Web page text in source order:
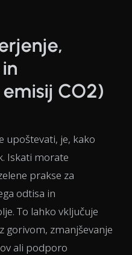
CO2)
upoštevati, je, kako
Iskati morate
prakse za
odtisa in
To lahko vključuje
gorivom, zmanjševanje
ali podporo